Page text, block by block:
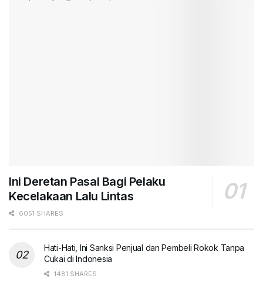
Ini Deretan Pasal Bagi Pelaku
Kecelakaan Lalu Lintas
6051 SHARES
Hati-Hati, Ini Sanksi Penjual dan Pembeli Rokok Tanpa
Cukai di Indonesia
1481 SHARES